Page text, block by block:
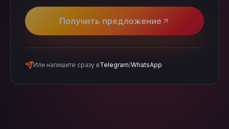
Получить предложение
Или напишите сразу вTelegram/WhatsApp